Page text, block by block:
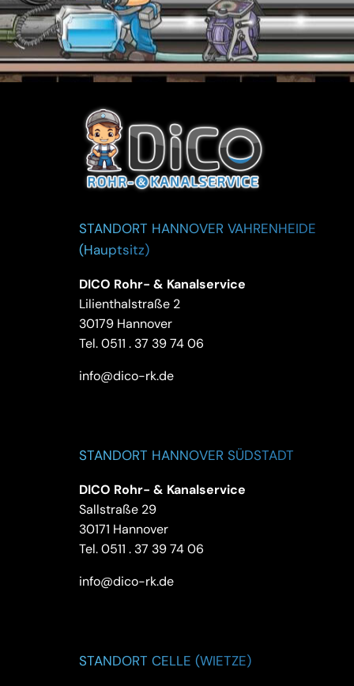
STANDORT HANNOVER VAHRENHEIDE
(Hauptsitz)
DICO Rohr- & Kanalservice
Lilienthalstraße 2
30179 Hannover
Tel.0511 . 37 39 74 06
info@dico-rk.de
STANDORT HANNOVER SÜDSTADT
DICO Rohr- & Kanalservice
Sallstraße 29
30171 Hannover
Tel.0511 . 37 39 74 06
info@dico-rk.de
STANDORT CELLE (WIETZE)